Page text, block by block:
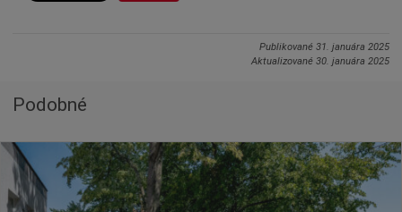
Publikované 31. januára 2025
Aktualizované 30. januára 2025
Podobné